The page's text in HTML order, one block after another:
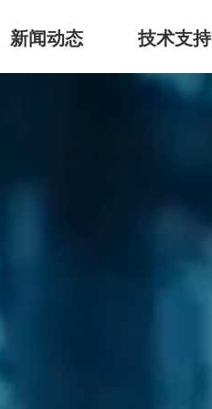
新闻动态 技术支持